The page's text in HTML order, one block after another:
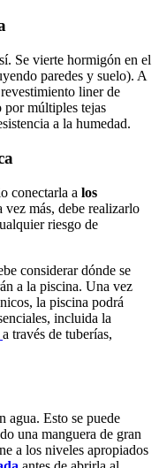
Se vierte hormigón en el
paredes y suelo). A
liner de
por múltiples tejas
a la humedad.
conectarla a los
vez más, debe realizarlo
riesgo de
considerar dónde se
a la piscina. Una vez
la piscina podrá
incluida la
a través de tuberías,
agua. Esto se puede
una manguera de gran
a los niveles apropiados